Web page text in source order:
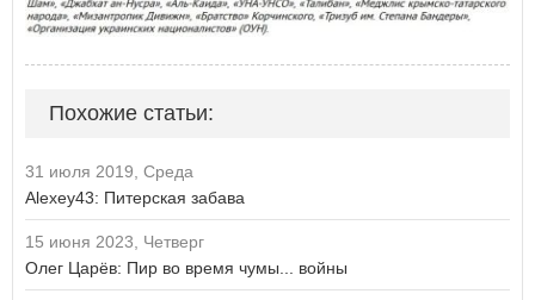
Похожие статьи:
31 июля 2019, Среда
Alexey43: Питерская забава
15 июня 2023, Четверг
Олег Царёв: Пир во время чумы... войны